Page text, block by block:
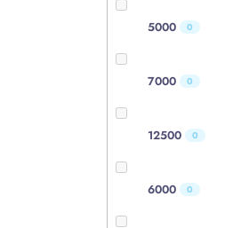
5000 0
7000 0
12500 0
6000 0